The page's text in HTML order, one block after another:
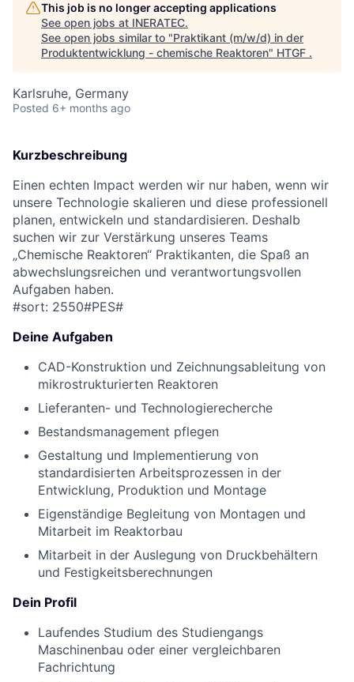
This job is no longer accepting applications
See open jobs at INERATEC.
See open jobs similar to "Praktikant (m/w/d) in der
Produktentwicklung - chemische Reaktoren" HTGF .
Karlsruhe, Germany
Posted 6+ months ago
Kurzbeschreibung
Einen echten Impact werden wir nur haben, wenn wir
unsere Technologie skalieren und diese professionell
planen, entwickeln und standardisieren. Deshalb
suchen wir zur Verstärkung unseres Teams
„Chemische Reaktoren“ Praktikanten, die Spaß an
abwechslungsreichen und verantwortungsvollen
Aufgaben haben.
#sort: 2550#PES#
Deine Aufgaben
CAD-Konstruktion und Zeichnungsableitung von
mikrostrukturierten Reaktoren
Lieferanten- und Technologierecherche
Bestandsmanagement pflegen
Gestaltung und Implementierung von
standardisierten Arbeitsprozessen in der
Entwicklung, Produktion und Montage
Eigenständige Begleitung von Montagen und
Mitarbeit im Reaktorbau
Mitarbeit in der Auslegung von Druckbehältern
und Festigkeitsberechnungen
Dein Profil
Laufendes Studium des Studiengangs
Maschinenbau oder einer vergleichbaren
Fachrichtung